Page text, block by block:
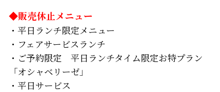
◆販売休止メニュー
・平日ランチ限定メニュー
・フェアサービスランチ
・ご予約限定 平日ランチタイム限定お特プラン
「オシャベリーゼ」
・平日サービス